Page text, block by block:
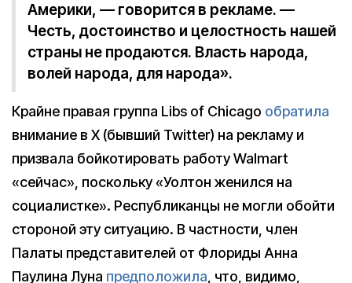
Америки, — говорится в рекламе. —
Честь, достоинство и целостность нашей
страны не продаются. Власть народа,
волей народа, для народа».
Крайне правая группа Libs of Chicago обратила
внимание в X (бывший Twitter) на рекламу и
призвала бойкотировать работу Walmart
«сейчас», поскольку «Уолтон женился на
социалистке». Республиканцы не могли обойти
стороной эту ситуацию. В частности, член
Палаты представителей от Флориды Анна
Паулина Луна предположила, что, видимо,